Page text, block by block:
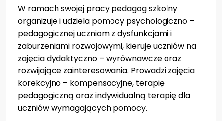
Dla rodziców
Nieodpłatna pomoc prawna i poradnictwo...
Kadra nauczycielska
Druki do pobrania
Zajęcia pozalekcyjne
Konkursy
Wszystko o wszawicy
W ramach swojej pracy pedagog szkolny
organizuje i udziela pomocy psychologiczno –
pedagogicznej uczniom z dysfunkcjami i
zaburzeniami rozwojowymi, kieruje uczniów na
zajęcia dydaktyczno – wyrównawcze oraz
rozwijające zainteresowania. Prowadzi zajęcia
korekcyjno – kompensacyjne, terapię
pedagogiczną oraz indywidualną terapię dla
uczniów wymagających pomocy.